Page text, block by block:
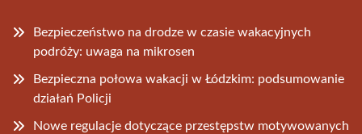
Bezpieczeństwo na drodze w czasie wakacyjnych
podróży: uwaga na mikrosen
Bezpieczna połowa wakacji w Łódzkim: podsumowanie
działań Policji
Nowe regulacje dotyczące przestępstw motywowanych